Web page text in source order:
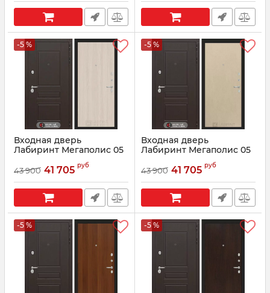
-5 %
Входная дверь
Лабиринт Мегаполис 05
Артикул: 1112441
43 900 41 705 руб
-5 %
Входная дверь
Лабиринт Мегаполис 05
Артикул: 0002515
43 900 41 705 руб
-5 % -5 %